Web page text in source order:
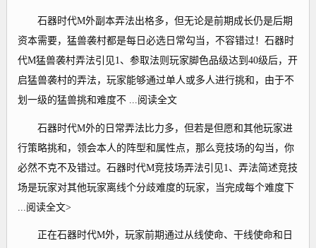
石器时代M外副本弄法出格多，但无论是前期成长仍是后期
资本需要，猛兽袭村都是每日必选日常勾当，不容错过！石器时
代M猛兽袭村弄法引见1、参取法则玩家脚色品级达到40级后，开
启猛兽袭村的弄法，玩家能够通过单人或多人进行挑和，由于不
划一级的猛兽挑和难度不 ...阅读全文
石器时代M外的日常弄法比力多，但若是但愿和其他玩家进
行策略挑和，领会本人的阵型和属性点，那么竞技场的勾当，你
必然不克不及错过。石器时代M竞技场弄法引见1、弄法简述竞技
场是玩家对其他玩家离线个分歧难度的玩家，当完成每个难度下
...阅读全文>
正在石器时代M外，玩家前期通过从线使命、干线使命和日